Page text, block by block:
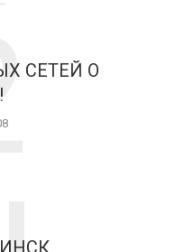
СЕТЕЙ О